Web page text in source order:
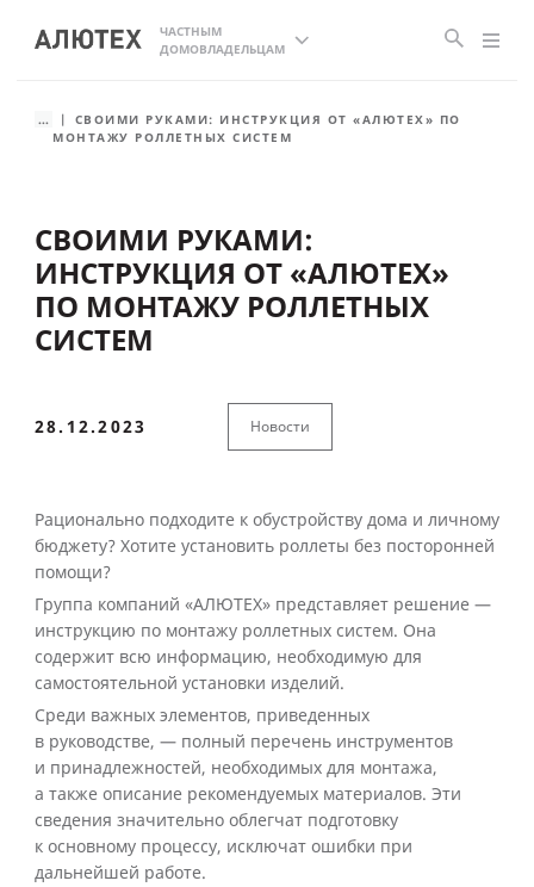
ЧАСТНЫМ
ДОМОВЛАДЕЛЬЦАМ
...
СВОИМИ РУКАМИ: ИНСТРУКЦИЯ ОТ «АЛЮТЕХ» ПО
МОНТАЖУ РОЛЛЕТНЫХ СИСТЕМ
СВОИМИ РУКАМИ:
ИНСТРУКЦИЯ ОТ «АЛЮТЕХ»
ПО МОНТАЖУ РОЛЛЕТНЫХ
СИСТЕМ
28.12.2023 Новости
Рационально подходите к обустройству дома и личному
бюджету? Хотите установить роллеты без посторонней
помощи?
Группа компаний «АЛЮТЕХ» представляет решение —
инструкцию по монтажу роллетных систем. Она
содержит всю информацию, необходимую для
самостоятельной установки изделий.
Среди важных элементов, приведенных
в руководстве, — полный перечень инструментов
и принадлежностей, необходимых для монтажа,
а также описание рекомендуемых материалов. Эти
сведения значительно облегчат подготовку
к основному процессу, исключат ошибки при
дальнейшей работе.